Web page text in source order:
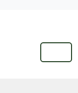
MENU